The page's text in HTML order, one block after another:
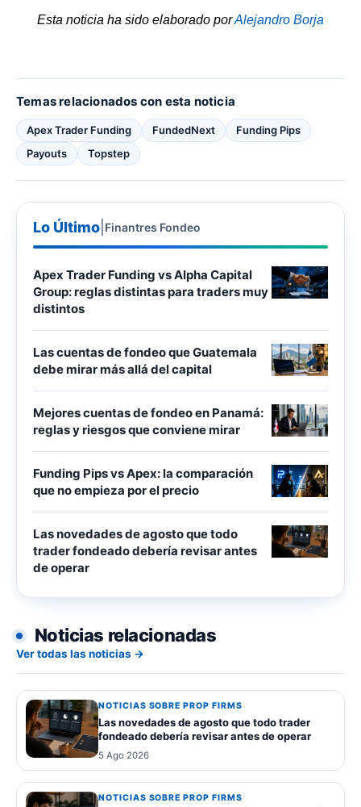
Esta noticia ha sido elaborado porAlejandro Borja
Temas relacionados con esta noticia
Apex Trader Funding FundedNext
Funding Pips
Payouts
Topstep
Lo Último Finantres Fondeo
Apex Trader Funding vs Alpha Capital
Group: reglas distintas para traders muy
distintos
Las cuentas de fondeo que Guatemala
debe mirar más allá del capital
Mejores cuentas de fondeo en Panamá:
reglas y riesgos que conviene mirar
Funding Pips vs Apex: la comparación
que no empieza por el precio
Las novedades de agosto que todo
trader fondeado debería revisar antes
de operar
Noticias relacionadas
Ver todas las noticias →
NOTICIAS SOBRE PROP FIRMS
Las novedades de agosto que todo trader
fondeado debería revisar antes de operar
5 Ago 2026
NOTICIAS SOBRE PROP FIRMS